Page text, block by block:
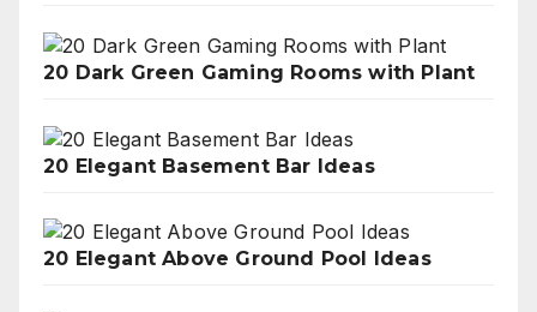
20 Dark Green Gaming Rooms with Plant
20 Elegant Basement Bar Ideas
20 Elegant Above Ground Pool Ideas